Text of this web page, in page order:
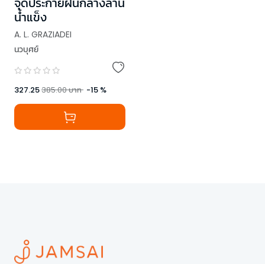
น้ำแข็ง
A. L. GRAZIADEI
นวบุศย์
327.25385.00บาท -15 %